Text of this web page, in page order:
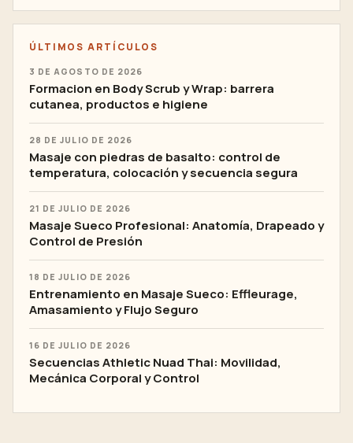
ÚLTIMOS ARTÍCULOS
3 DE AGOSTO DE 2026
Formacion en Body Scrub y Wrap: barrera
cutanea, productos e higiene
28 DE JULIO DE 2026
Masaje con piedras de basalto: control de
temperatura, colocación y secuencia segura
21 DE JULIO DE 2026
Masaje Sueco Profesional: Anatomía, Drapeado y
Control de Presión
18 DE JULIO DE 2026
Entrenamiento en Masaje Sueco: Effleurage,
Amasamiento y Flujo Seguro
16 DE JULIO DE 2026
Secuencias Athletic Nuad Thai: Movilidad,
Mecánica Corporal y Control